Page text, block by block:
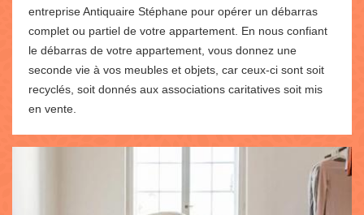
entreprise Antiquaire Stéphane pour opérer un débarras
complet ou partiel de votre appartement. En nous confiant
le débarras de votre appartement, vous donnez une
seconde vie à vos meubles et objets, car ceux-ci sont soit
recyclés, soit donnés aux associations caritatives soit mis
en vente.